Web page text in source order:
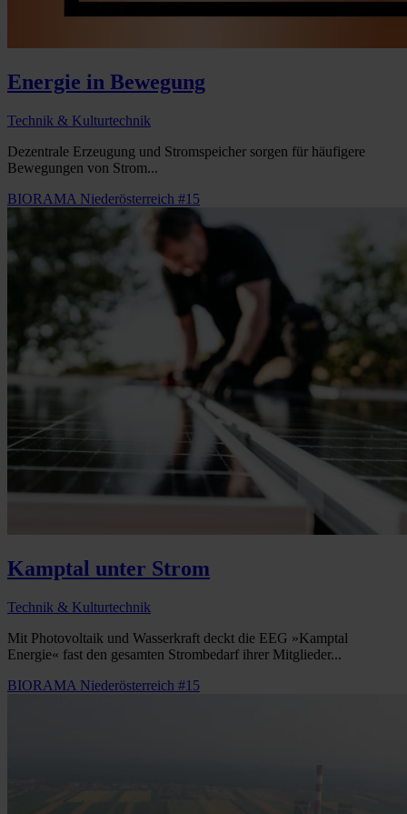
Energie in Bewegung
Technik & Kulturtechnik
Dezentrale Erzeugung und Stromspeicher sorgen für häufigere
Bewegungen von Strom...
BIORAMA Niederösterreich #15
Kamptal unter Strom
Technik & Kulturtechnik
Mit Photovoltaik und Wasserkraft deckt die EEG »Kamptal
Energie« fast den gesamten Strombedarf ihrer Mitglieder...
BIORAMA Niederösterreich #15